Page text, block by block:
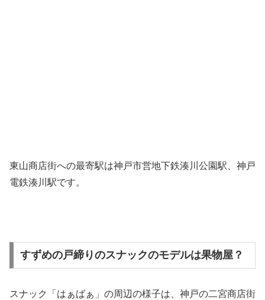
東山商店街への最寄駅は神戸市営地下鉄湊川公園駅、神戸
電鉄湊川駅です。
すずめの戸締りのスナックのモデルは果物屋？
スナック「はぁばぁ」の周辺の様子は、神戸の二宮商店街